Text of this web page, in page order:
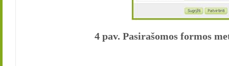
4 pav. Pasirašomos formos